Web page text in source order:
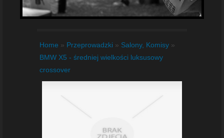
Home » Przeprowadzki » Salony, Komisy »
BMW X5 - średniej wielkości luksusowy
crossover